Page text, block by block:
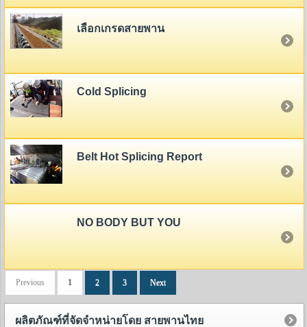
เลือกเกรดสายพาน
Cold Splicing
Belt Hot Splicing Report
NO BODY BUT YOU
Previous 1 2 3 Next
ผลิตภัณฑ์ที่จัดจำหน่ายโดย สายพานไทย